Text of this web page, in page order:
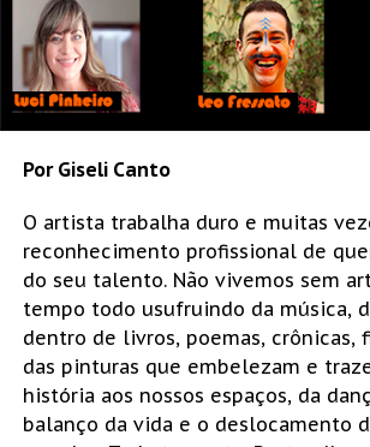
Por Giseli Canto
O artista trabalha duro e muitas
reconhecimento profissional de
do seu talento. Não vivemos sem
tempo todo usufruindo da música,
dentro de livros, poemas, crônicas,
das pinturas que embelezam e
história aos nossos espaços, da
balanço da vida e o deslocamento